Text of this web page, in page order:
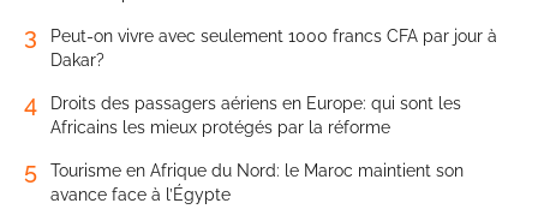
3
Peut-on vivre avec seulement 1000 francs CFA par jour à
Dakar?
4
Droits des passagers aériens en Europe: qui sont les
Africains les mieux protégés par la réforme
5
Tourisme en Afrique du Nord: le Maroc maintient son
avance face à l’Égypte